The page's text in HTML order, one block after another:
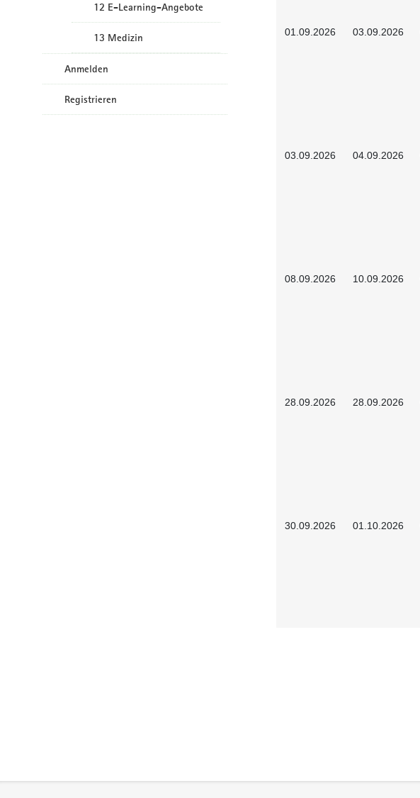
12 E-Learning-Angebote
13 Medizin
Anmelden
Registrieren
01.09.2026 03.09.2026
03.09.2026 04.09.2026
08.09.2026 10.09.2026
28.09.2026 28.09.2026
30.09.2026 01.10.2026